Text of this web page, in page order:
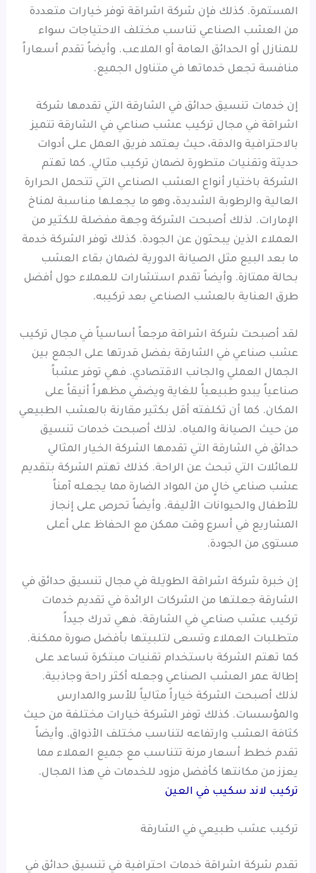
المستمرة. كذلك فإن شركة اشراقة توفر خيارات متعددة
من العشب الصناعي تناسب مختلف الاحتياجات سواء
للمنازل أو الحدائق العامة أو الملاعب. وأيضاً تقدم أسعاراً
منافسة تجعل خدماتها في متناول الجميع.
إن خدمات تنسيق حدائق في الشارقة التي تقدمها شركة
اشراقة في مجال تركيب عشب صناعي في الشارقة تتميز
بالاحترافية والدقة، حيث يعتمد فريق العمل على أدوات
حديثة وتقنيات متطورة لضمان تركيب مثالي. كما تهتم
الشركة باختيار أنواع العشب الصناعي التي تتحمل الحرارة
العالية والرطوبة الشديدة، وهو ما يجعلها مناسبة لمناخ
الإمارات. لذلك أصبحت الشركة وجهة مفضلة للكثير من
العملاء الذين يبحثون عن الجودة. كذلك توفر الشركة خدمة
ما بعد البيع مثل الصيانة الدورية لضمان بقاء العشب
بحالة ممتازة. وأيضاً تقدم استشارات للعملاء حول أفضل
طرق العناية بالعشب الصناعي بعد تركيبه.
لقد أصبحت شركة اشراقة مرجعاً أساسياً في مجال تركيب
عشب صناعي في الشارقة بفضل قدرتها على الجمع بين
الجمال العملي والجانب الاقتصادي. فهي توفر عشباً
صناعياً يبدو طبيعياً للغاية ويضفي مظهراً أنيقاً على
المكان. كما أن تكلفته أقل بكثير مقارنة بالعشب الطبيعي
من حيث الصيانة والمياه. لذلك أصبحت خدمات تنسيق
حدائق في الشارقة التي تقدمها الشركة الخيار المثالي
للعائلات التي تبحث عن الراحة. كذلك تهتم الشركة بتقديم
عشب صناعي خالٍ من المواد الضارة مما يجعله آمناً
للأطفال والحيوانات الأليفة. وأيضاً تحرص على إنجاز
المشاريع في أسرع وقت ممكن مع الحفاظ على أعلى
مستوى من الجودة.
إن خبرة شركة اشراقة الطويلة في مجال تنسيق حدائق في
الشارقة جعلتها من الشركات الرائدة في تقديم خدمات
تركيب عشب صناعي في الشارقة. فهي تدرك جيداً
متطلبات العملاء وتسعى لتلبيتها بأفضل صورة ممكنة.
كما تهتم الشركة باستخدام تقنيات مبتكرة تساعد على
إطالة عمر العشب الصناعي وجعله أكثر راحة وجاذبية.
لذلك أصبحت الشركة خياراً مثالياً للأسر والمدارس
والمؤسسات. كذلك توفر الشركة خيارات مختلفة من حيث
كثافة العشب وارتفاعه لتناسب مختلف الأذواق. وأيضاً
تقدم خطط أسعار مرنة تتناسب مع جميع العملاء مما
يعزز من مكانتها كأفضل مزود للخدمات في هذا المجال.
تركيب لاند سكيب في العين
تركيب عشب طبيعي في الشارقة
تقدم شركة اشراقة خدمات احترافية في تنسيق حدائق في